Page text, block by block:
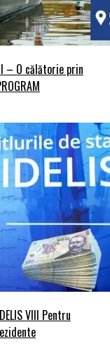
– O călătorie prin
VIII Pentru